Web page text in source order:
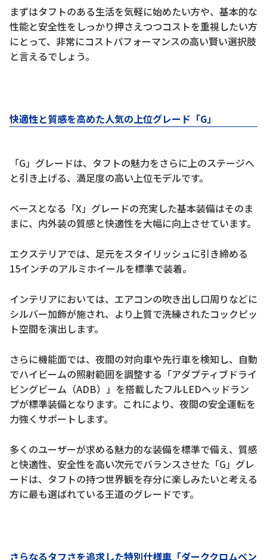
まずはタフトのある生活を気軽に始めたい方や、基本的な
性能と安全性をしっかり押さえつつコストを重視したい方
にとって、非常にコストパフォーマンスの高い賢い選択肢
と言えるでしょう。
快適性と質感を高めた人気の上位グレード「G」
「G」グレードは、タフトの魅力をさらに上のステージへ
と引き上げる、満足度の高い上位モデルです。
ベースとなる「X」グレードの充実した基本装備はそのま
まに、内外装の質感と快適性を大幅に向上させています。
エクステリアでは、足元をスタイリッシュに引き締める
15インチのアルミホイールを標準で装着。
インテリアにおいては、エアコンの吹き出し口周りなどに
シルバー加飾が施され、より上質で洗練されたコックピッ
ト空間を演出します。
さらに機能面では、夜間の対向車や先行車を検知し、自動
でハイビームの照射範囲を調整する「アダプティブドライ
ビングビーム（ADB）」を搭載したフルLEDヘッドラン
プが標準装備となります。これにより、夜間の安全運転を
力強くサポートします。
多くのユーザーが求める魅力的な装備を標準で備え、質感
と快適性、安全性を高い次元でバランスさせた「G」グレ
ードは、タフトの持つ世界観を存分に楽しみたいと考える
方に最も選ばれている王道のグレードです。
さらなるタフさを追求した特別仕様車「ダーククロムベン